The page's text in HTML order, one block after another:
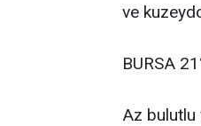
ve
BURSA
Az bulutlu